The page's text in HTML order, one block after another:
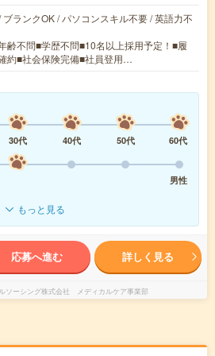
ランクOK / パソコンスキル不要 / 英語力不
齢不問■学歴不問■10名以上採用予定！■履
約■社会保険完備■社員登用…
30代 40代 50代
60代
男性
もっと見る
応募へ進む 詳しく見る
ソーシング株式会社 メディカルケア事業部